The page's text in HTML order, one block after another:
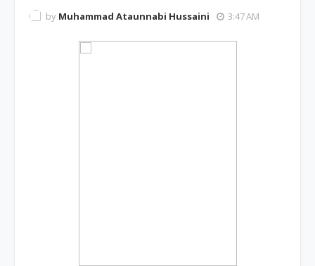
by Muhammad Ataunnabi Hussaini 3:47 AM